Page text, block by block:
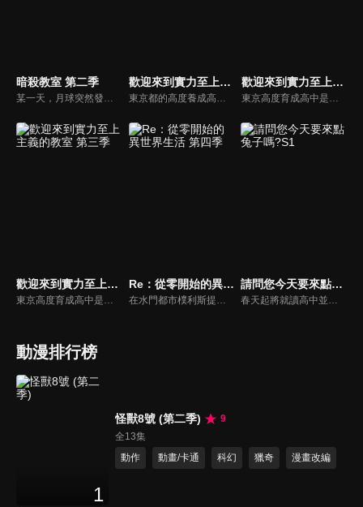
暗殺教室 第二季
某一天，月球突然發生爆炸，約有七成都蒸發掉了。自稱是犯人，還揚言明年三月連地球也要炸掉的超生物，不知為何來到椚丘國中三年E班擔任老師。各國元首都無法殺了它，只好委託椚丘國中三年E班的學生，酬勞是一百億日圓！他們能否再畢業前解決「殺老師」…？
歡迎來到實力至上主義的教室 第二季
東京都的高度養成高中，那是一所徹底標榜實力至上，號稱升學率、就業率百分之百的學校。然而，入學被分到1年D班的綾小路清隆，但學校的作風與實力至上主義的招牌完全相反，只發生與十萬圓現金等值的點數給學生，在課業或生活態度上，完全採取放任主義。班上的同學在夢幻般的高中生活中，過著不斷散財、自甘墮落的日子，但是，沒多久就發現學校系統機制的真相，而被打入絕望的深淵……！D班聚集了一堆成績落後的學生，這些少男少女最後找到的答案是什麼呢？是世界的矛盾嗎？還是正當的實力社會？
歡迎來到實力至上主義的教室
東京高度育成高中是一所標榜升學率、就業率百分之百的學校。然而作風與實力至上主義的招牌完全相反，完全放任學生自甘墮落，直到他們發現學校系統機制的真相，而被打入絕望的深淵…！最底層的D班聚集了一堆成績落後的學生，在絕望的困境中，這些少男少女最後找到的答案會是什麼呢？
歡迎來到實力至上主義的教室 第三季 Re：從零開始的異世界生活 第四季 請問您今天要來點兔子嗎?S1
動漫排行榜
1
怪獸8號 (第二季)
9
全13集
動作
動畫/卡通 科幻 獵奇 漫畫改編